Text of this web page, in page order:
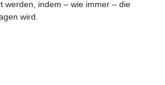
werden, indem – wie immer – die
wird.